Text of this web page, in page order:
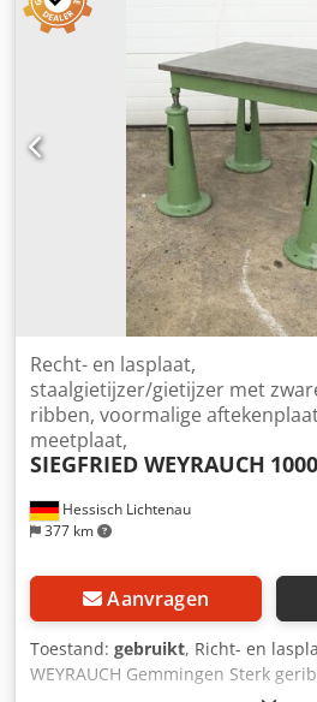
Hessisch Lichtenau
377 km
Recht- en lasplaat,
staalgietijzer/gietijzer met
ribben, voormalige
meetplaat,
SIEGFRIED WEYRAUCH
Aanvragen
Toestand: gebruikt, Richt- en
WEYRAUCH Gemmingen Sterk